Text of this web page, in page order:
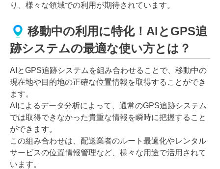
り、様々な領域での利用が期待されています。
移動中の利用に特化！AIとGPS追
跡システムの最適な使い方とは？
AIとGPS追跡システムを組み合わせることで、移動中の
現在地や目的地の正確な位置情報を取得することができ
ます。
AIによるデータ分析によって、通常のGPS追跡システム
では取得できなかった貴重な情報を瞬時に把握すること
ができます。
この組み合わせは、配送業者のルート最適化やレンタル
サービスの位置情報管理など、様々な用途で活用されて
います。